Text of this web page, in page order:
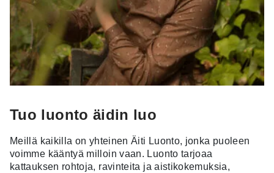
Tuo luonto äidin luo
Meillä kaikilla on yhteinen Äiti Luonto, jonka puoleen
voimme kääntyä milloin vaan. Luonto tarjoaa
kattauksen rohtoja, ravinteita ja aistikokemuksia,